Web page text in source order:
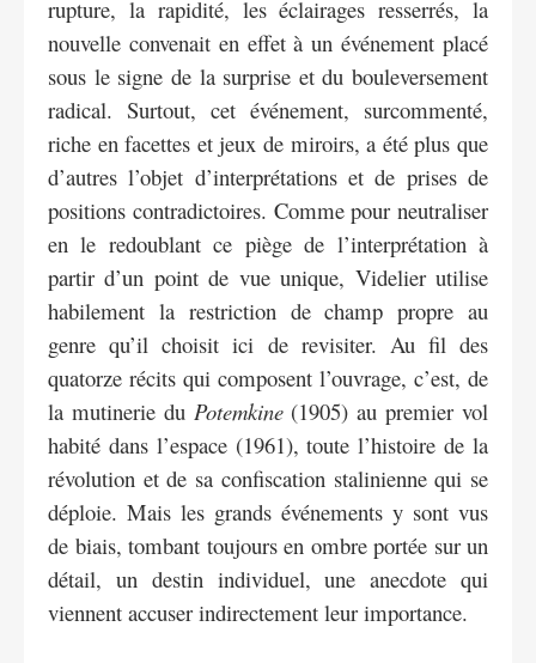
rupture, la rapidité, les éclairages resserrés, la
nouvelle convenait en effet à un événement placé
sous le signe de la surprise et du bouleversement
radical. Surtout, cet événement, surcommenté,
riche en facettes et jeux de miroirs, a été plus que
d’autres l’objet d’interprétations et de prises de
positions contradictoires. Comme pour neutraliser
en le redoublant ce piège de l’interprétation à
partir d’un point de vue unique, Videlier utilise
habilement la restriction de champ propre au
genre qu’il choisit ici de revisiter. Au fil des
quatorze récits qui composent l’ouvrage, c’est, de
la mutinerie du Potemkine(1905) au premier vol
habité dans l’espace (1961), toute l’histoire de la
révolution et de sa confiscation stalinienne qui se
déploie. Mais les grands événements y sont vus
de biais, tombant toujours en ombre portée sur un
détail, un destin individuel, une anecdote qui
viennent accuser indirectement leur importance.